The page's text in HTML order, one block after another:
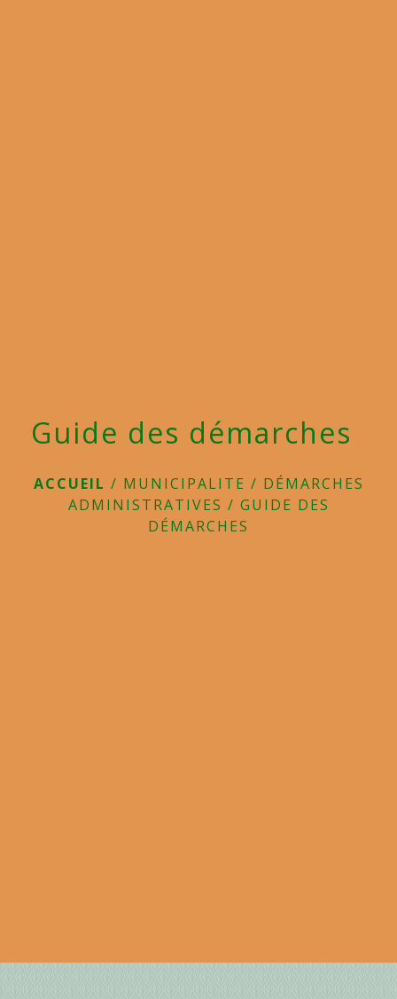
Guide des démarches
ACCUEIL / MUNICIPALITE / DÉMARCHES
ADMINISTRATIVES / GUIDE DES
DÉMARCHES